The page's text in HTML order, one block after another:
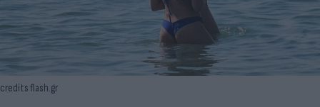
credits flash.gr